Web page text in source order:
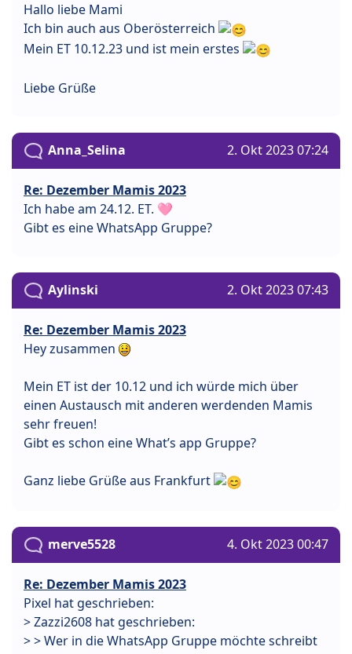
Hallo liebe Mami
Ich bin auch aus Oberösterreich
Mein ET 10.12.23 und ist mein erstes
Liebe Grüße
Anna_Selina 2. Okt 2023 07:24
Re: Dezember Mamis 2023
Ich habe am 24.12. ET. 🩷
Gibt es eine WhatsApp Gruppe?
Aylinski 2. Okt 2023 07:43
Re: Dezember Mamis 2023
Hey zusammen
Mein ET ist der 10.12 und ich würde mich über
einen Austausch mit anderen werdenden Mamis
sehr freuen!
Gibt es schon eine What’s app Gruppe?
Ganz liebe Grüße aus Frankfurt
merve5528 4. Okt 2023 00:47
Re: Dezember Mamis 2023
Pixel hat geschrieben:
> Zazzi2608 hat geschrieben:
> > Wer in die WhatsApp Gruppe möchte schreibt